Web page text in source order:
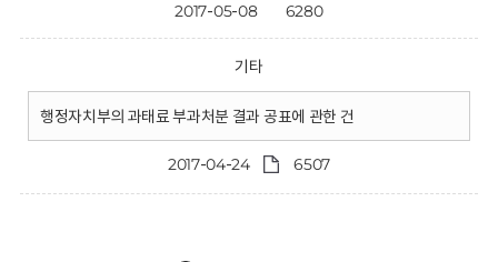
2017-05-08 6280
기타
행정자치부의 과태료 부과처분 결과 공표에 관한 건
2017-04-24 6507